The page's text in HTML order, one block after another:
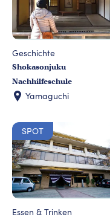
Geschichte
Shokasonjuku
Nachhilfeschule
Yamaguchi
SPOT
Essen & Trinken